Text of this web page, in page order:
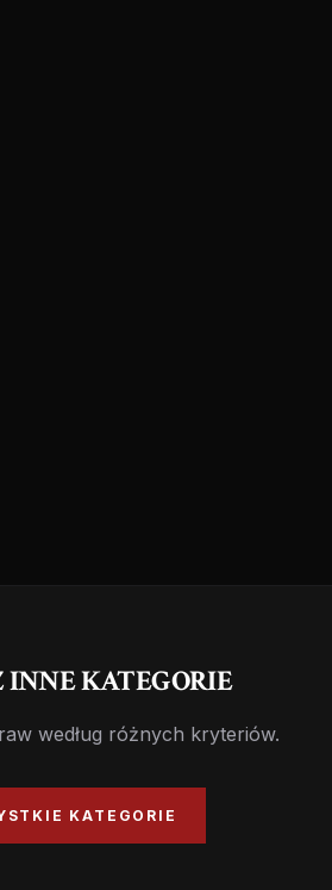
INNE KATEGORIE
według różnych kryteriów.
KATEGORIE